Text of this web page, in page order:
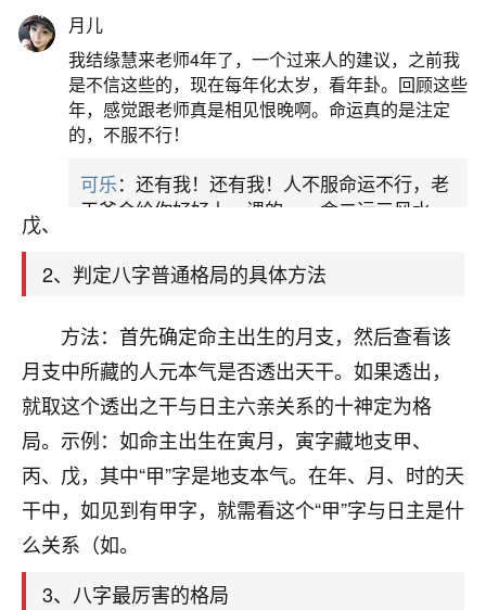
否透出天干，优先取月支本气透干者为格；若本气
不透，则看中气、余气谁透干且有力，就取谁为
格；若月令藏干全不透，则取全局最旺、有根、得
地的五行之神为格；子、卯、酉三月因只藏一气，
不论透与不透，直接以本气定格。月令是“提纲”，决
定格局根基。比如甲木日主生于巳月，巳中藏丙、
戊、
2、判定八字普通格局的具体方法
方法：首先确定命主出生的月支，然后查看该
月支中所藏的人元本气是否透出天干。如果透出，
就取这个透出之干与日主六亲关系的十神定为格
局。示例：如命主出生在寅月，寅字藏地支甲、
丙、戊，其中“甲”字是地支本气。在年、月、时的天
干中，如见到有甲字，就需看这个“甲”字与日主是什
么关系（如。
3、八字最厉害的格局
月儿
我结缘慧来老师4年了，一个过来人的建议，之前我
是不信这些的，现在每年化太岁，看年卦。回顾这些
年，感觉跟老师真是相见恨晚啊。命运真的是注定
的，不服不行！
可乐：还有我！还有我！人不服命运不行，老
天爷会给你好好上一课的。一命二运三风水，
平安是福：我也是每年找老师化太岁，看年
卦，认识老师3年了，都是缘分啊！
17分钟前 来自湖北 19
心若莲花
我是做餐饮的，这两年，生意屡屡受挫，店开一家关
一家，要么生意不好，生意好的就出事。前些年攒的
家底快败光了，真是倒霉！我也想找人看看到底怎么
回事？
鹿森：你可以找老师看看，人有时不服命不行
太阳当空赵：我也做餐饮的，生意不算大，但